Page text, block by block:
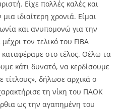
Είχε πολλές καλές και
ιδιαίτερη χρονιά. Είμαι
και ανυπομονώ για την
τον τελικό του FIBA
στο τέλος. Θέλω τα
κάτι δυνατό, να κερδίσουμε
τίτλους», δήλωσε αρχικά ο
τη νίκη του ΠΑΟΚ
ως την αγαπημένη του